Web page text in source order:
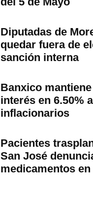
Diputadas de
quedar fuera de
sanción interna
Banxico
interés en 6.50%
inflacionarios
Pacientes
San José
medicamentos